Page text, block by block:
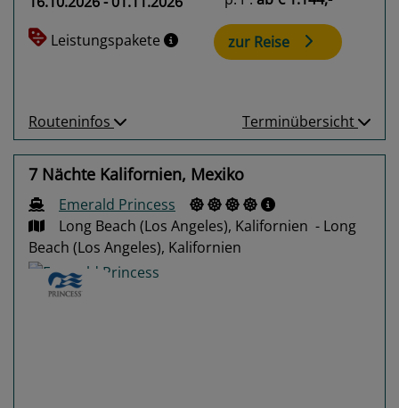
Leistungspakete
zur Reise
Routeninfos Terminübersicht
7 Nächte Kalifornien, Mexiko
Emerald Princess
Long Beach (Los Angeles), Kalifornien - Long
Beach (Los Angeles), Kalifornien